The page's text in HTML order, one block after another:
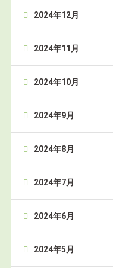
2024年12月
2024年11月
2024年10月
2024年9月
2024年8月
2024年7月
2024年6月
2024年5月